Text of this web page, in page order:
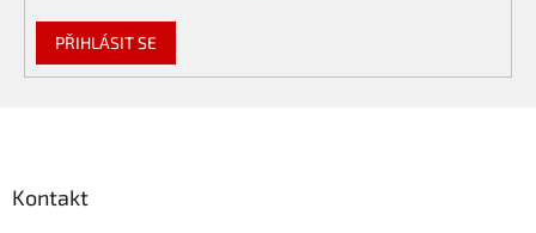
PŘIHLÁSIT SE
Kontakt